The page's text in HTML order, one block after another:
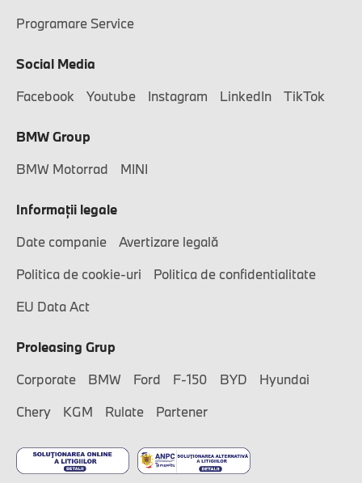
Programare Service
Social Media
Facebook
Youtube Instagram LinkedIn TikTok
BMW Group
BMW Motorrad
MINI
Informaţii legale
Date companie
Avertizare legală
Politica de cookie-uri
Politica de confidentialitate
EU Data Act
Proleasing Grup
Corporate
BMW Ford F-150 BYD
Hyundai
Chery
KGM Rulate Partener